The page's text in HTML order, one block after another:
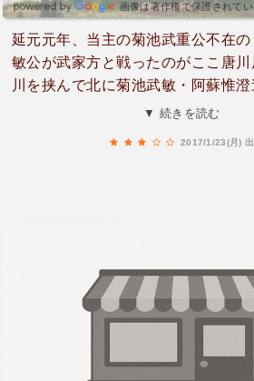
画像は著作権で保護されて
延元元年、当主の菊池武重公不在
敏公が武家方と戦ったのがここ唐川
川を挟んで北に菊池武敏・阿蘇惟
武家方が対峙しました。戦いの詳細
▼ 続きを読む
2017/1/23(月)